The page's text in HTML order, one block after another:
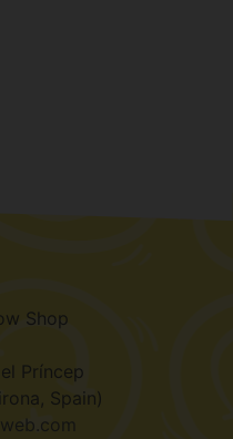
Shop
Príncep
Spain)